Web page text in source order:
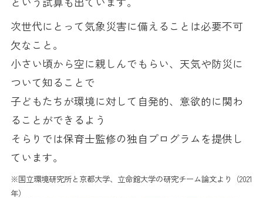
次世代にとって気象災害に備えることは必要不可
欠なこと。
小さい頃から空に親しんでもらい、天気や防災に
ついて知ることで
子どもたちが環境に対して自発的、意欲的に関わ
ることができるよう
そらりでは保育士監修の独自プログラムを提供し
ています。
※国立環境研究所と京都大学、立命館大学の研究チーム論文より（2021
年）